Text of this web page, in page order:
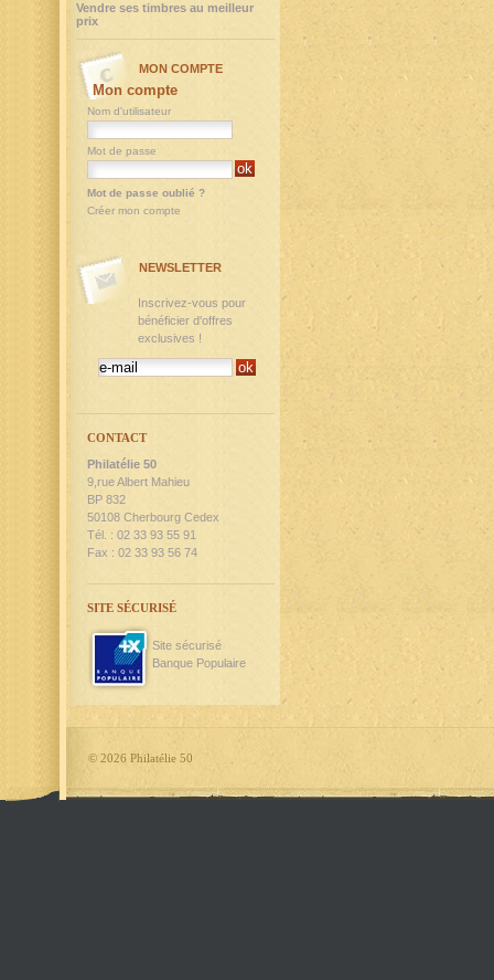
Vendre ses timbres au meilleur
prix
MON COMPTE
Mon compte
Nom d'utilisateur
Mot de passe
Mot de passe oublié ?
Créer mon compte
NEWSLETTER
Inscrivez-vous pour
bénéficier d'offres
exclusives !
CONTACT
Philatélie 50
9,rue Albert Mahieu
BP 832
50108 Cherbourg Cedex
Tél. : 02 33 93 55 91
Fax : 02 33 93 56 74
SITE SÉCURISÉ
Site sécurisé
Banque Populaire
© 2026 Philatélie 50